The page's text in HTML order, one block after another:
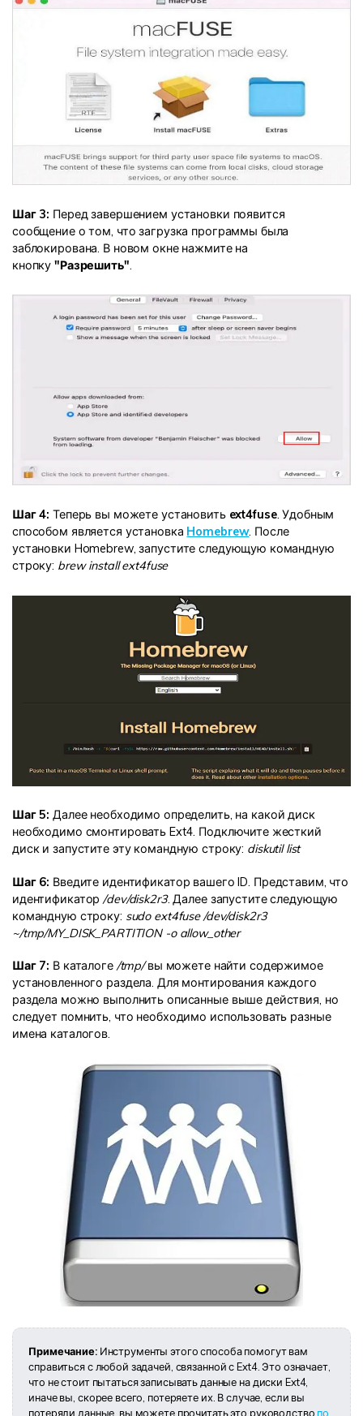
Шаг 3: Перед завершением установки появится
сообщение о том, что загрузка программы была
заблокирована. В новом окне нажмите на
кнопку "Разрешить".
Шаг 4: Теперь вы можете установить ext4fuse. Удобным
способом является установка Homebrew. После
установки Homebrew, запустите следующую командную
строку: brew install ext4fuse
Шаг 5: Далее необходимо определить, на какой диск
необходимо смонтировать Ext4. Подключите жесткий
диск и запустите эту командную строку: diskutil list
Шаг 6: Введите идентификатор вашего ID. Представим, что
идентификатор /dev/disk2r3. Далее запустите следующую
командную строку: sudo ext4fuse /dev/disk2r3
~/tmp/MY_DISK_PARTITION -o allow_other
Шаг 7: В каталоге /tmp/ вы можете найти содержимое
установленного раздела. Для монтирования каждого
раздела можно выполнить описанные выше действия, но
следует помнить, что необходимо использовать разные
имена каталогов.
Примечание: Инструменты этого способа помогут вам
справиться с любой задачей, связанной с Ext4. Это означает,
что не стоит пытаться записывать данные на диски Ext4,
иначе вы, скорее всего, потеряете их. В случае, если вы
потеряли данные, вы можете прочитать это руководство по